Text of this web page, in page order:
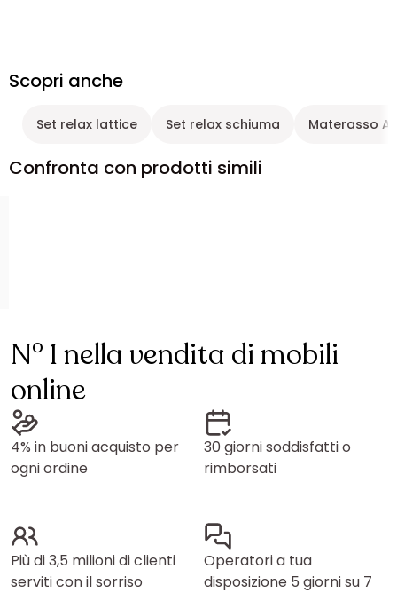
Scopri anche
Set relax lattice Set relax schiuma Materasso
Confronta con prodotti simili
N° 1 nella vendita di mobili
online
4% in buoni acquisto per
ogni ordine
30 giorni soddisfatti o
rimborsati
Più di 3,5 milioni di clienti
serviti con il sorriso
Operatori a tua
disposizione 5 giorni su 7